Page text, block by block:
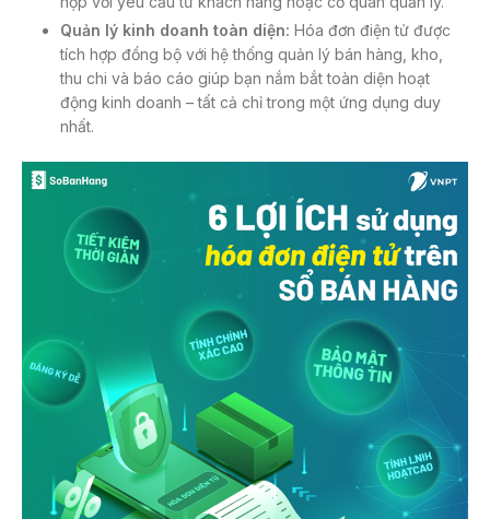
Quản lý kinh doanh toàn diện: Hóa đơn điện tử được
tích hợp đồng bộ với hệ thống quản lý bán hàng, kho,
thu chi và báo cáo giúp bạn nắm bắt toàn diện hoạt
động kinh doanh – tất cả chỉ trong một ứng dụng duy
nhất.